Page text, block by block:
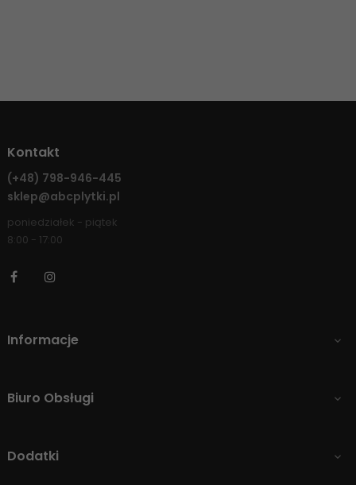
Kontakt
(+48) 798-946-445
sklep@abcplytki.pl
poniedziałek - piątek
8:00 - 17:00
Facebook
Informacje 
Biuro Obsługi 
Dodatki 